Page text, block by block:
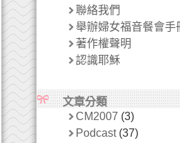
聯絡我們
舉辦婦女福音餐會手
著作權聲明
認識耶穌
文章分類
CM2007 (3)
Podcast(37)